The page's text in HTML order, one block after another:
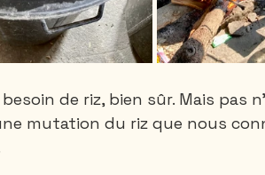
de riz, bien sûr. Mais pas
mutation du riz que nous